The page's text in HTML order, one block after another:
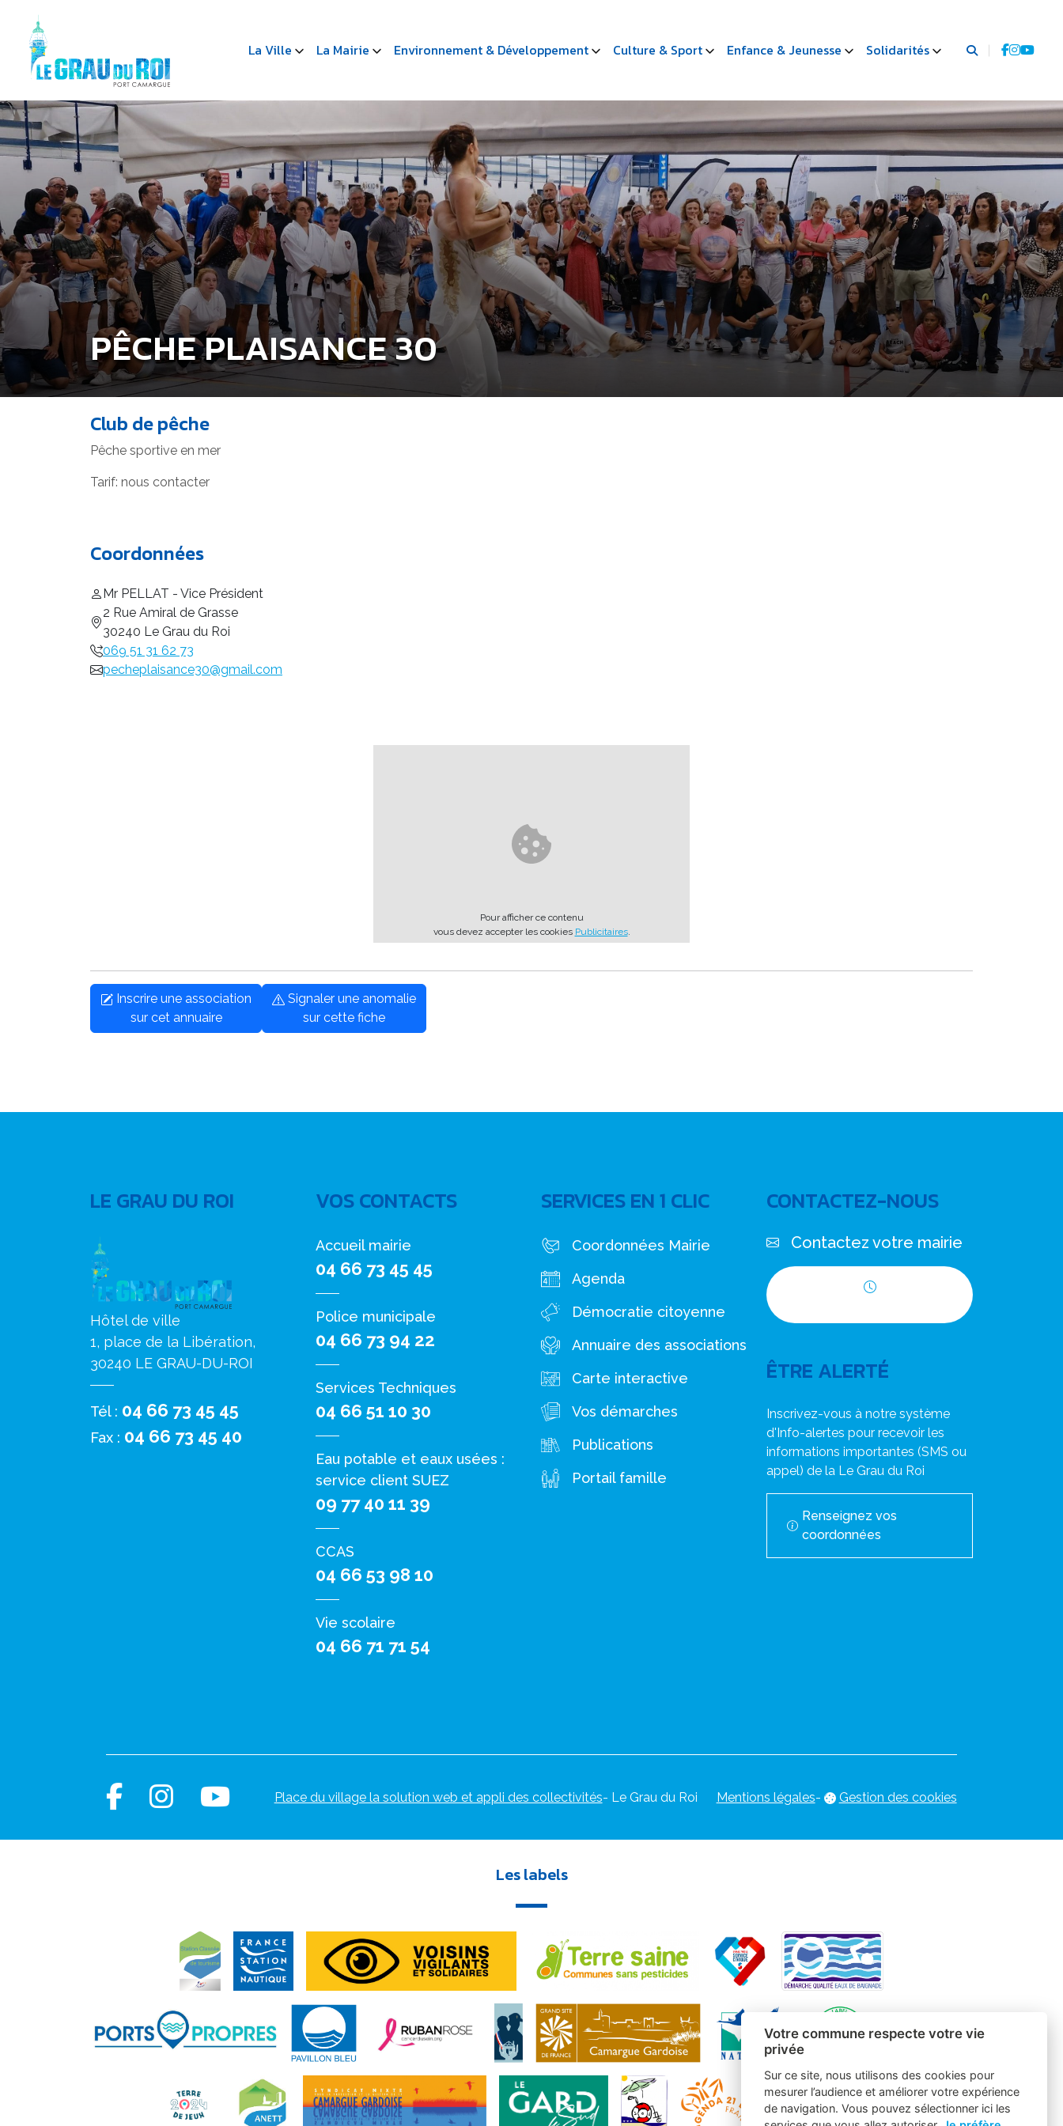
La Ville La Mairie Environnement & Développement Culture & Sport Enfance & Jeunesse Solidarités
PÊCHE PLAISANCE 30
Club de pêche
Pêche sportive en mer
Tarif: nous contacter
Coordonnées
Mr PELLAT - Vice Président
2 Rue Amiral de Grasse
30240 Le Grau du Roi
069 51 31 62 73
pecheplaisance30@gmail.com
Pour afficher ce contenu
vous devez accepter les cookies Publicitaires.
Inscrire une association
sur cet annuaire
Signaler une anomalie
sur cette fiche
LE GRAU DU ROI
Hôtel de ville
1, place de la Libération,
30240 LE GRAU-DU-ROI
Tél : 04 66 73 45 45
Fax : 04 66 73 45 40
VOS CONTACTS
Accueil mairie
04 66 73 45 45
Police municipale
04 66 73 94 22
Services Techniques
04 66 51 10 30
Eau potable et eaux usées :
service client SUEZ
09 77 40 11 39
CCAS
04 66 53 98 10
Vie scolaire
04 66 71 71 54
SERVICES EN 1 CLIC
Coordonnées Mairie
Agenda
Démocratie citoyenne
Annuaire des associations
Carte interactive
Vos démarches
Publications
Portail famille
CONTACTEZ-NOUS
Contactez votre mairie
ÊTRE ALERTÉ
Inscrivez-vous à notre système
d'Info-alertes pour recevoir les
informations importantes (SMS ou
appel) de la Le Grau du Roi
Renseignez vos
coordonnées
Place du village la solution web et appli des collectivités- Le Grau du Roi Mentions légales- Gestion des cookies
Les labels
Votre commune respecte votre vie
privée
Sur ce site, nous utilisons des cookies pour
mesurer l’audience et améliorer votre expérience
de navigation. Vous pouvez sélectionner ici les